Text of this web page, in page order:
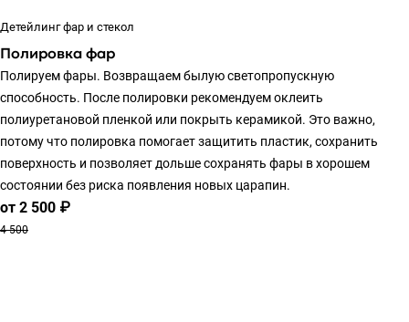
Детейлинг фар и стекол
Полировка фар
Полируем фары. Возвращаем былую светопропускную
способность. После полировки рекомендуем оклеить
полиуретановой пленкой или покрыть керамикой. Это важно,
потому что полировка помогает защитить пластик, сохранить
поверхность и позволяет дольше сохранять фары в хорошем
состоянии без риска появления новых царапин.
от 2 500 ₽
4 500